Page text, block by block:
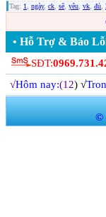
Tag: 1 ngày, ck sẽ yêu vk đủ
• Hỗ Trợ & Báo
SĐT:
√Hôm nay:(12) √
©